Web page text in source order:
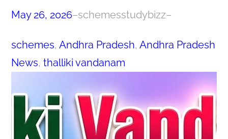
May 26, 2026–schemesstudybizz–
schemes, Andhra Pradesh, Andhra Pradesh
News, thalliki vandanam